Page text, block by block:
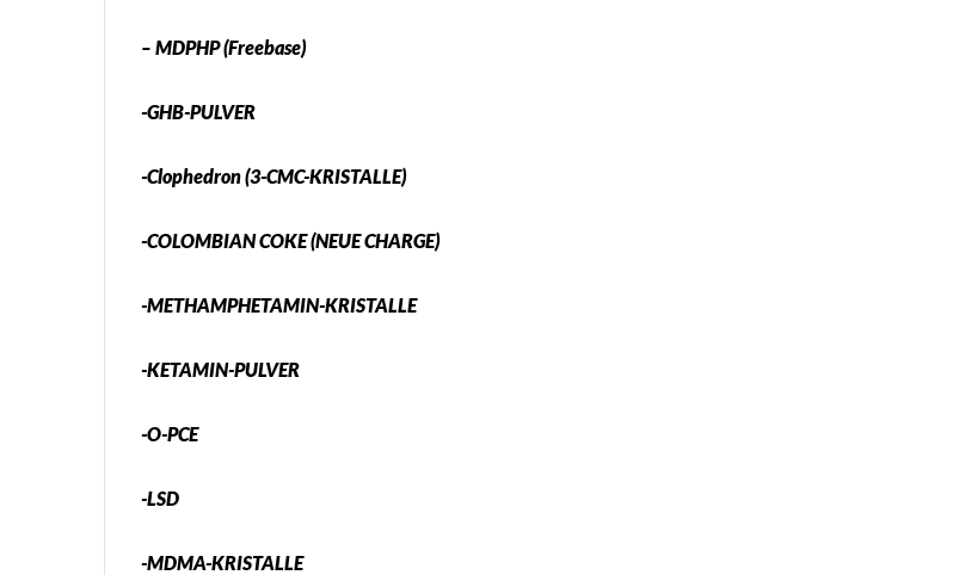
– MDPHP (Freebase)
-GHB-PULVER
-Clophedron (3-CMC-KRISTALLE)
-COLOMBIAN COKE (NEUE CHARGE)
-METHAMPHETAMIN-KRISTALLE
-KETAMIN-PULVER
-O-PCE
-LSD
-MDMA-KRISTALLE